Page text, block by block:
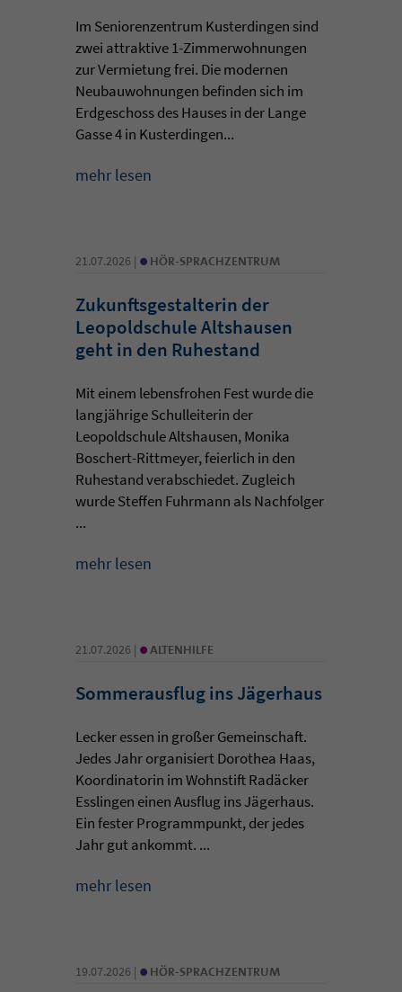
Im Seniorenzentrum Kusterdingen sind
zwei attraktive 1-Zimmerwohnungen
zur Vermietung frei. Die modernen
Neubauwohnungen befinden sich im
Erdgeschoss des Hauses in der Lange
Gasse 4 in Kusterdingen...
mehr lesen
21.07.2026 | • HÖR-SPRACHZENTRUM
Zukunftsgestalterin der
Leopoldschule Altshausen
geht in den Ruhestand
Mit einem lebensfrohen Fest wurde die
langjährige Schulleiterin der
Leopoldschule Altshausen, Monika
Boschert-Rittmeyer, feierlich in den
Ruhestand verabschiedet. Zugleich
wurde Steffen Fuhrmann als Nachfolger
...
mehr lesen
21.07.2026 | • ALTENHILFE
Sommerausflug ins Jägerhaus
Lecker essen in großer Gemeinschaft.
Jedes Jahr organisiert Dorothea Haas,
Koordinatorin im Wohnstift Radäcker
Esslingen einen Ausflug ins Jägerhaus.
Ein fester Programmpunkt, der jedes
Jahr gut ankommt. ...
mehr lesen
19.07.2026 | • HÖR-SPRACHZENTRUM